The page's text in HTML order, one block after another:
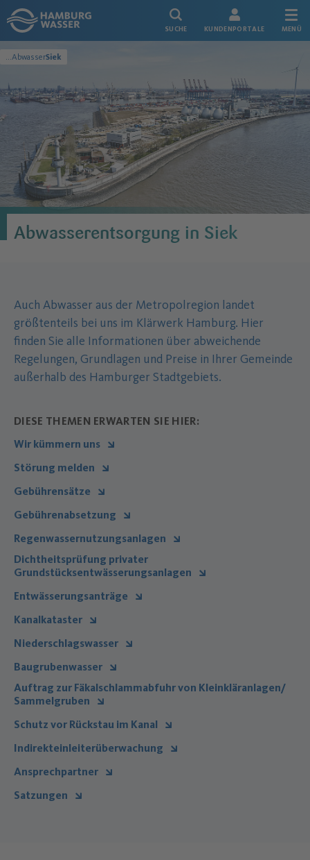
Link zur Startseite
SUCHE KUNDENPORTALE MENÜ
Metropolregion
...AbwasserSiek
Abwasserentsorgung in Siek
Auch Abwasser aus der Metropolregion landet
größtenteils bei uns im Klärwerk Hamburg. Hier
finden Sie alle Informationen über abweichende
Regelungen, Grundlagen und Preise in Ihrer Gemeinde
außerhalb des Hamburger Stadtgebiets.
DIESE THEMEN ERWARTEN SIE HIER:
Wir kümmern uns
Störung melden
Gebührensätze
Gebührenabsetzung
Regenwassernutzungsanlagen
Dichtheitsprüfung privater
Grundstücksentwässerungsanlagen
Entwässerungsanträge
Kanalkataster
Niederschlagswasser
Baugrubenwasser
Auftrag zur Fäkalschlammabfuhr von Kleinkläranlagen/
Sammelgruben
Schutz vor Rückstau im Kanal
Indirekteinleiterüberwachung
Ansprechpartner
Satzungen